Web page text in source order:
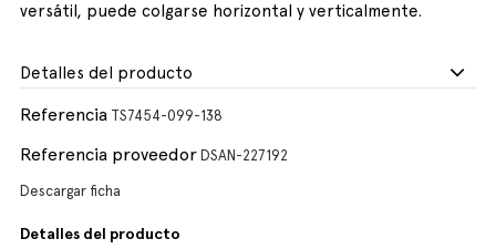
versátil, puede colgarse horizontal y verticalmente.
Detalles del producto
Referencia TS7454-099-138
Referencia proveedor DSAN-227192
Descargar ficha
Detalles del producto